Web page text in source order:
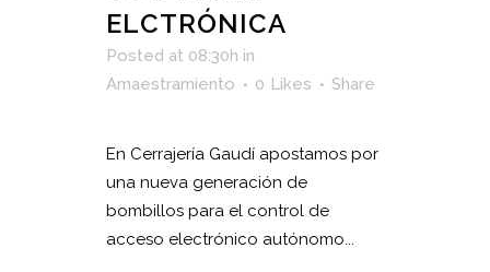
ELCTRÓNICA
Posted at 08:30h in
Amaestramiento
0 Likes Share
En Cerrajería Gaudí apostamos por
una nueva generación de
bombillos para el control de
acceso electrónico autónomo...